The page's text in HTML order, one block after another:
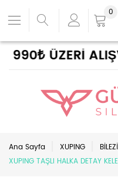
990₺ ÜZERİ
0
Ana Sayfa XUPING
XUPING TAŞLI HALKA DETAY